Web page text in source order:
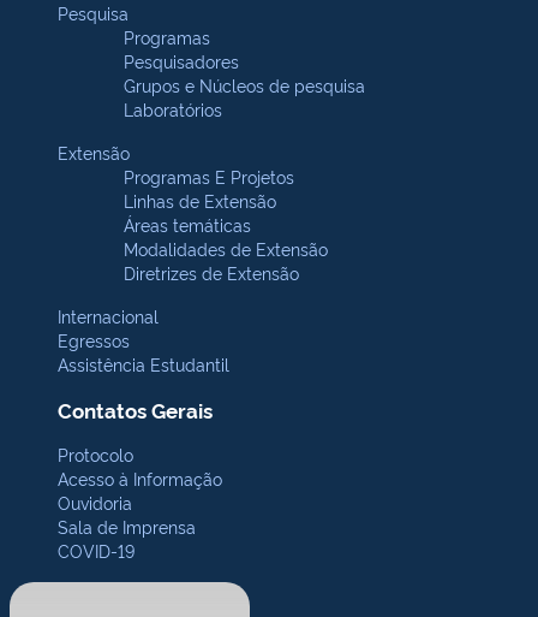
Pesquisa
Programas
Pesquisadores
Grupos e Núcleos de pesquisa
Laboratórios
Extensão
Programas E Projetos
Linhas de Extensão
Áreas temáticas
Modalidades de Extensão
Diretrizes de Extensão
Internacional
Egressos
Assistência Estudantil
Contatos Gerais
Protocolo
Acesso à Informação
Ouvidoria
Sala de Imprensa
COVID-19